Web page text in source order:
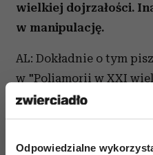
Odpowiedzialne
wielkiej dojrzałości.
w manipulację.
AL: Dokładnie o tym
w "Poliamorii w XXI
doskonałą wymówką
bardziej, niż intymność